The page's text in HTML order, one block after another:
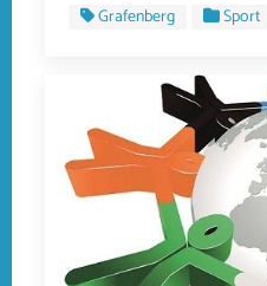
Grafenberg
Sport